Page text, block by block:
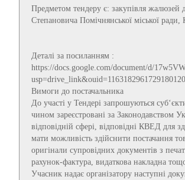
Предметом тендеру є: закупівля
Степановича Помічнянської міської ради,
Деталі за посиланням :
https://docs.google.com/document/d/
Вимоги до постачальника
До участі у Тендері запрошуються
чином зареєстровані за Законодавством
відповідній сфері, відповідні КВЕД для
мати можливість здійснити постачання
оригінали супровідних документів з
рахунок-фактура, видаткова накладна
Учасник надає організатору наступні